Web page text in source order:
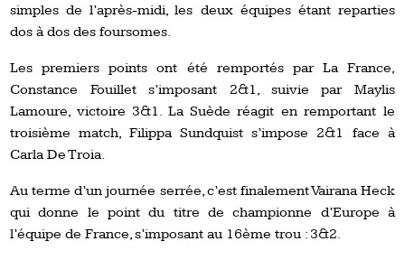
simples de l’après-midi, les deux équipes étant reparties
dos à dos des foursomes.
Les premiers points ont été remportés par La France,
Constance Fouillet s’imposant 2&1, suivie par Maylis
Lamoure, victoire 3&1. La Suède réagit en remportant le
troisième match, Filippa Sundquist s’impose 2&1 face à
Carla De Troia.
Au terme d’un journée serrée, c’est finalement Vairana Heck
qui donne le point du titre de championne d’Europe à
l’équipe de France, s’imposant au 16ème trou : 3&2.